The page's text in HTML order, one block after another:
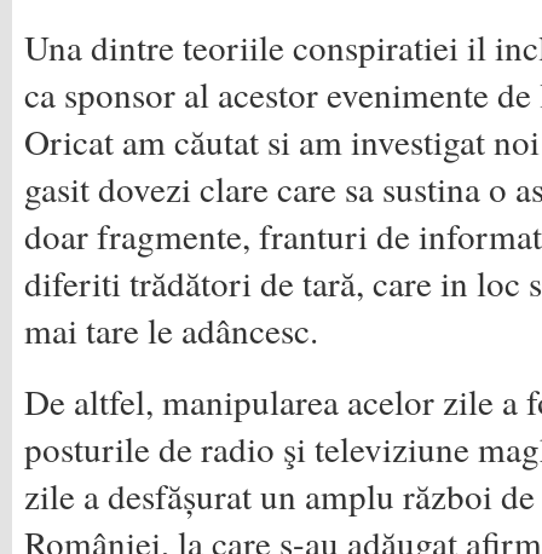
Una dintre teoriile conspiratiei il
ca sponsor al acestor evenimente
Oricat am căutat si am investigat
gasit dovezi clare care sa sustina o
doar fragmente, franturi de
diferiti trădători de tară, care in loc
mai tare le adâncesc.
De altfel, manipularea acelor zile a
posturile de radio şi televiziune
zile a desfășurat un amplu război
României, la care s-au adăugat